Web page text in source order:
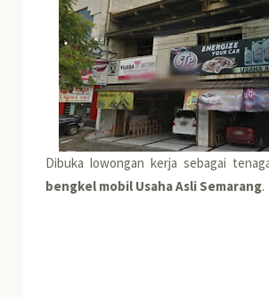
Dibuka lowongan kerja sebagai
bengkel mobil Usaha Asli Semarang.